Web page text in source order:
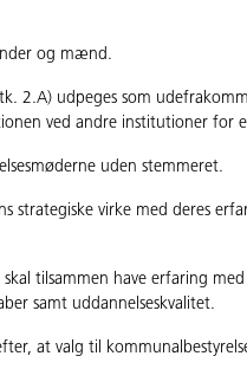
og mænd.
2.A) udpeges som
ved andre institutioner for
uden stemmeret.
strategiske virke med deres
tilsammen have erfaring
samt uddannelseskvalitet.
at valg til